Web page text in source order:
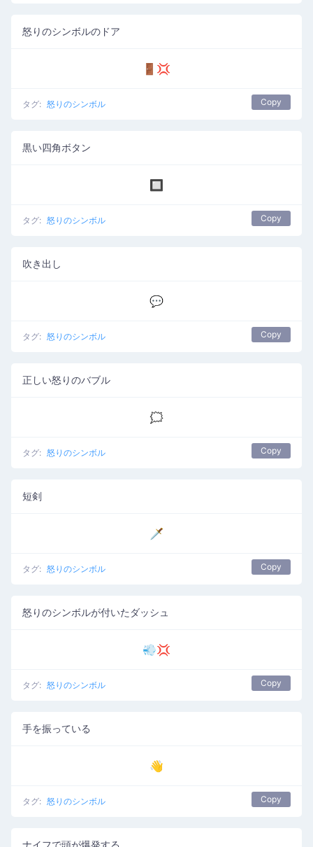
怒りのシンボルのドア
🚪💢
タグ: 怒りのシンボル Copy
黒い四角ボタン
🔲
タグ: 怒りのシンボル Copy
吹き出し
💬
タグ: 怒りのシンボル Copy
正しい怒りのバブル
🗯️
タグ: 怒りのシンボル Copy
短剣
🗡️
タグ: 怒りのシンボル Copy
怒りのシンボルが付いたダッシュ
💨💢
タグ: 怒りのシンボル Copy
手を振っている
👋
タグ: 怒りのシンボル Copy
ナイフで頭が爆発する